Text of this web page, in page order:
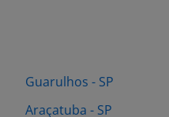
Guarulhos - SP
Araçatuba - SP